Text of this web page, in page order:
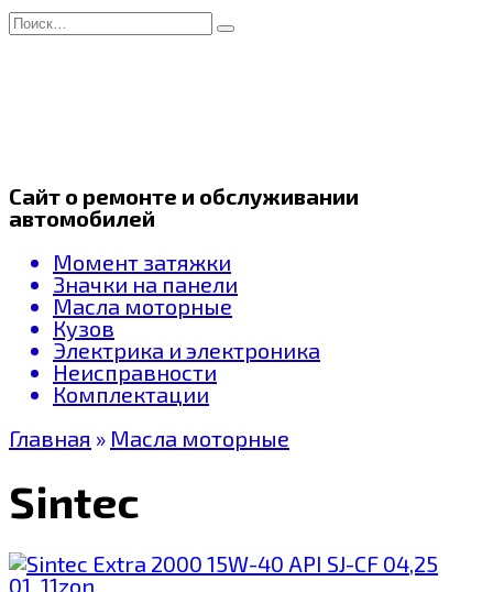
Перейти
к
Search
for:
Сайт о ремонте и обслуживании
автомобилей
Момент затяжки
Значки на панели
Масла моторные
Кузов
Электрика и электроника
Неисправности
Комплектации
Главная » Масла моторные
Sintec